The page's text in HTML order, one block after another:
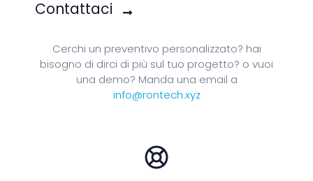
Contattaci
Cerchi un preventivo personalizzato? hai
bisogno di dirci di più sul tuo progetto? o vuoi
una demo? Manda una email a
info@rontech.xyz